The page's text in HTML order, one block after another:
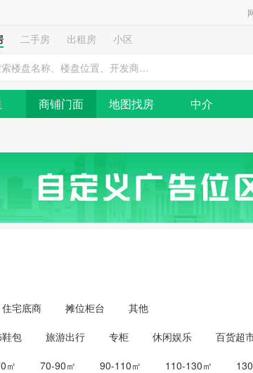
二手房 出租房
小区
商铺门面 地图找房 中介
住宅底商 摊位柜台 其他
包 旅游出行 专柜 休闲娱乐 百货超
㎡ 70-90㎡ 90-110㎡ 110-130㎡